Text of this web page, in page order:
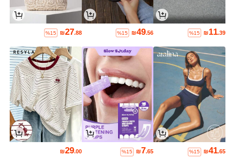
₪11.39
%15
₪49.56
%15
₪27.88
%15
₪41.65
%15
₪7.65
%15
₪29.00